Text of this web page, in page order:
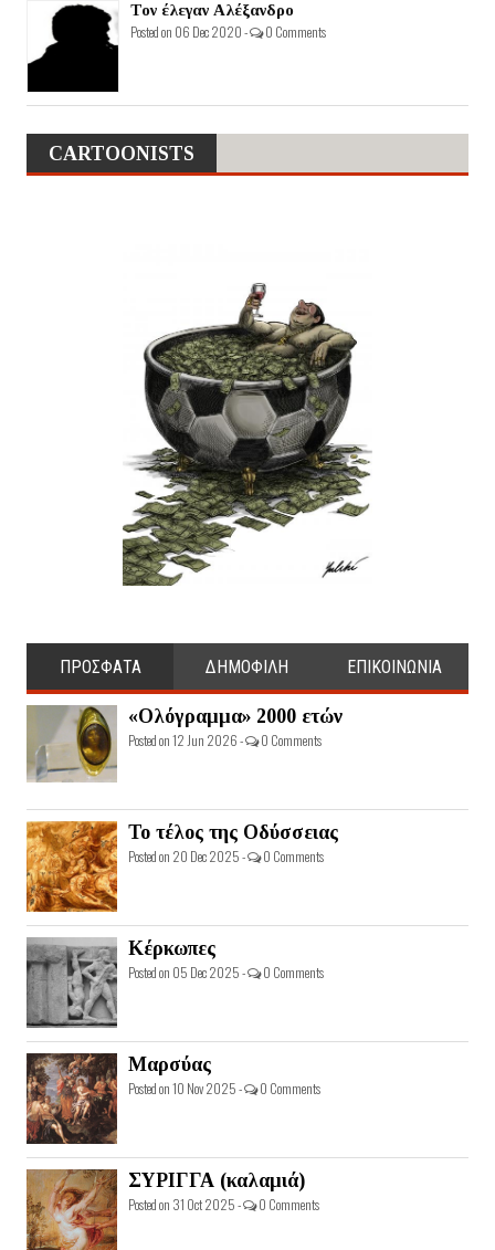
Τον έλεγαν Αλέξανδρο
Posted on 06 Dec 2020 - 0 Comments
CARTOONISTS
ΠΡΟΣΦΑΤΑ ΔΗΜΟΦΙΛΗ ΕΠΙΚΟΙΝΩΝΙΑ
«Ολόγραμμα» 2000 ετών
Posted on 12 Jun 2026 - 0 Comments
Το τέλος της Οδύσσειας
Posted on 20 Dec 2025 - 0 Comments
Κέρκωπες
Posted on 05 Dec 2025 - 0 Comments
Μαρσύας
Posted on 10 Nov 2025 - 0 Comments
ΣΥΡΙΓΓΑ (καλαμιά)
Posted on 31 Oct 2025 - 0 Comments